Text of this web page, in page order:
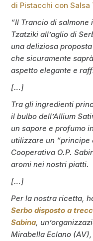
di Pistacchi con Salsa
“Il Trancio di
Tzatziki all’aglio di
una deliziosa
che sicuramente
aspetto elegante e
[…]
Tra gli ingredienti
il bulbo dell’Allium
un sapore e profumo
utilizzare un “principe
Cooperativa O.P.
aromi nei nostri piatti.
[…]
Per la nostra ricetta,
Serbo disposto a
Sabina,
Mirabella Eclano